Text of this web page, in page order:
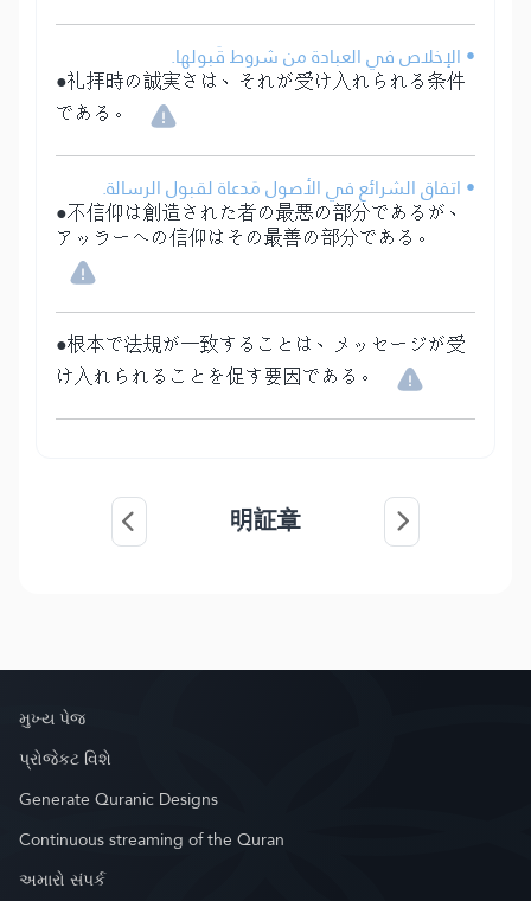
• الإخلاص في العبادة من شروط قَبولها.
●礼拝時の誠実さは、それが受け入れられる条件
である。
• اتفاق الشرائع في الأصول مَدعاة لقبول الرسالة.
●不信仰は創造された者の最悪の部分であるが、
アッラーへの信仰はその最善の部分である。
●根本で法規が一致することは、メッセージが受
け入れられることを促す要因である。
明証章
મુખ્ય પેજ
પ્રોજેકટ વિશે
Generate Quranic Designs
Continuous streaming of the Quran
અમારો સંપર્ક